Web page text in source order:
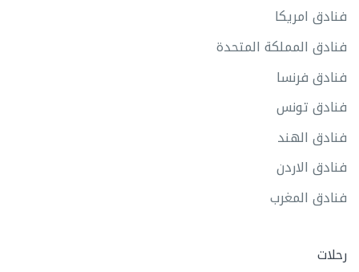
فنادق امريكا
فنادق المملكة المتحدة
فنادق فرنسا
فنادق تونس
فنادق الهند
فنادق الاردن
فنادق المغرب
رحلات